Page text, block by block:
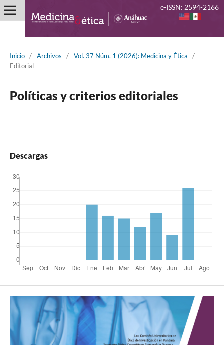
Inicio / Archivos / Vol. 37 Núm. 1 (2026): Medicina y Ética
/
Editorial
Políticas y criterios editoriales
Descargas
e-ISSN: 2594-2166